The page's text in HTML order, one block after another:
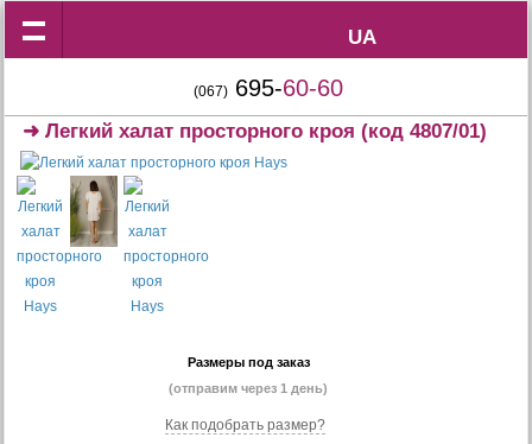
UA
UA
(067) 695-60-60
➜Легкий халат просторного кроя (код 4807/01)
Размеры под заказ
(отправим через 1 день)
Как подобрать размер?